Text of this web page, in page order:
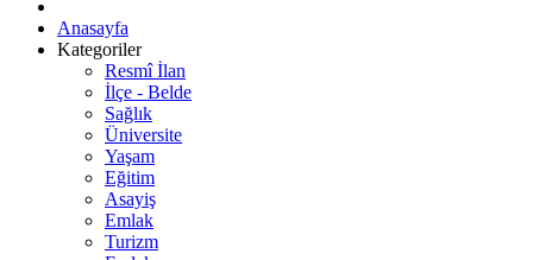
Anasayfa
Kategoriler
Resmî İlan
İlçe - Belde
Sağlık
Üniversite
Yaşam
Eğitim
Asayiş
Emlak
Turizm